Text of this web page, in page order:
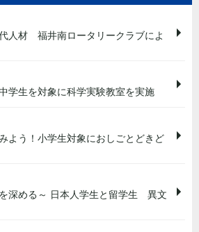
人材 福井南ロータリークラブによ
学生を対象に科学実験教室を実施
よう！小学生対象におしごとどきど
深める～ 日本人学生と留学生 異文